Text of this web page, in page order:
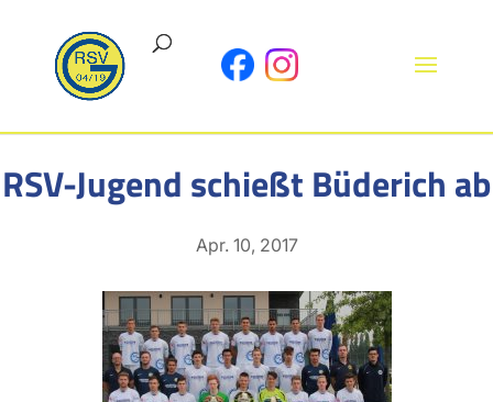
RSV-Jugend schießt Büderich ab
Apr. 10, 2017